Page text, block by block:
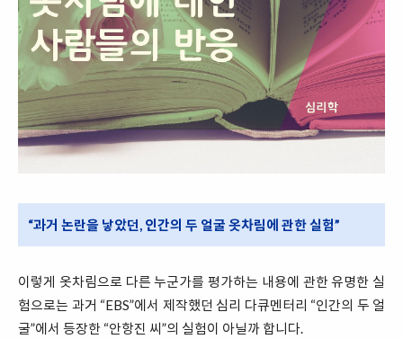
“과거 논란을 낳았던, 인간의 두 얼굴 옷차림에 관한 실험”
이렇게 옷차림으로 다른 누군가를 평가하는 내용에 관한 유명한 실
험으로는 과거 “EBS”에서 제작했던 심리 다큐멘터리 “인간의 두 얼
굴”에서 등장한 “안항진 씨”의 실험이 아닐까 합니다.